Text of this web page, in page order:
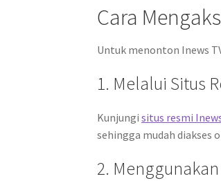
Cara
Untuk menonton Inews
1. Melalui Situs
Kunjungisitus resmi
sehingga mudah diakses
2.